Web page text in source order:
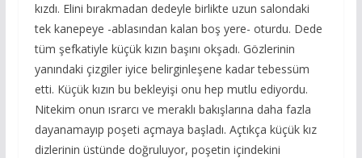
kızdı. Elini bırakmadan dedeyle birlikte uzun salondaki
tek kanepeye -ablasından kalan boş yere- oturdu. Dede
tüm şefkatiyle küçük kızın başını okşadı. Gözlerinin
yanındaki çizgiler iyice belirginleşene kadar tebessüm
etti. Küçük kızın bu bekleyişi onu hep mutlu ediyordu.
Nitekim onun ısrarcı ve meraklı bakışlarına daha fazla
dayanamayıp poşeti açmaya başladı. Açtıkça küçük kız
dizlerinin üstünde doğruluyor, poşetin içindekini